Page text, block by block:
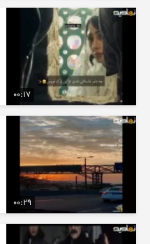
00:17
00:29